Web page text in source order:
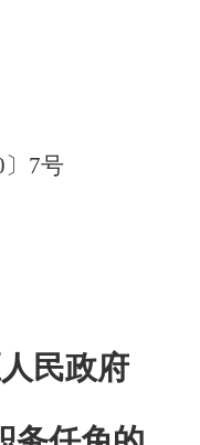
〕 7号
民政府